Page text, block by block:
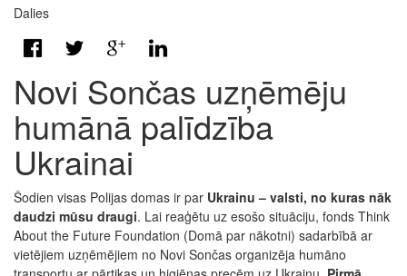
Dalies
Novi Sončas uzņēmēju
humānā palīdzība
Ukrainai
Šodien visas Polijas domas ir par Ukrainu – valsti, no kuras nāk
daudzi mūsu draugi. Lai reaģētu uz esošo situāciju, fonds Think
About the Future Foundation (Domā par nākotni) sadarbībā ar
vietējiem uzņēmējiem no Novi Sončas organizēja humāno